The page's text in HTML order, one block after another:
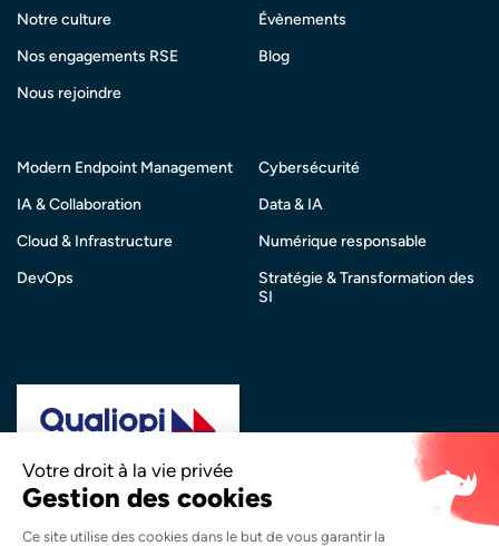
Notre culture
Nos engagements RSE
Nous rejoindre
Évènements
Blog
Modern Endpoint Management
IA & Collaboration
Cloud & Infrastructure
DevOps
Cybersécurité
Data & IA
Numérique responsable
Stratégie & Transformation des
SI
catégorie d’action suivante :Actions de Formation